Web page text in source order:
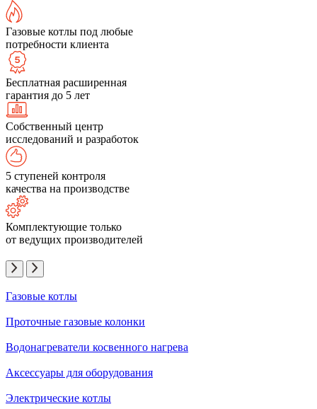
Газовые котлы под любые
потребности клиента
Бесплатная расширенная
гарантия до 5 лет
Собственный центр
исследований и разработок
5 ступеней контроля
качества на производстве
Комплектующие только
от ведущих производителей
Газовые котлы
Проточные газовые колонки
Водонагреватели косвенного нагрева
Аксессуары для оборудования
Электрические котлы